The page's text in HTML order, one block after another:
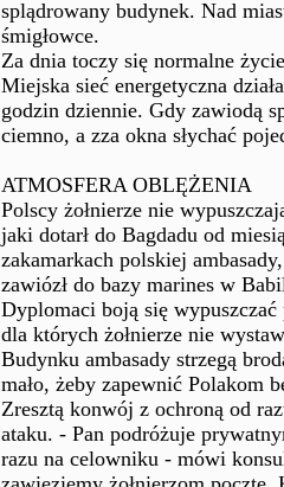
splądrowany budynek. Nad
śmigłowce.
Za dnia toczy się normalne
Miejska sieć energetyczna
godzin dziennie. Gdy zawiodą
ciemno, a zza okna słychać
ATMOSFERA OBLĘŻENIA
Polscy żołnierze nie
jaki dotarł do Bagdadu od
zakamarkach polskiej
zawiózł do bazy marines w
Dyplomaci boją się
dla których żołnierze nie
Budynku ambasady strzegą
mało, żeby zapewnić Polakom
Zresztą konwój z ochroną od
ataku. - Pan podróżuje
razu na celowniku - mówi